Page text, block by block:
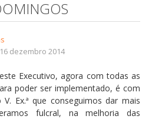
dezembro 2014
Executivo, agora com todas as
poder ser implementado, é com
Ex.ª que conseguimos dar mais
fulcral, na melhoria das